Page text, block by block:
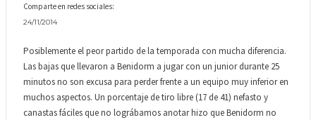
Comparte en redes sociales:
24/11/2014
Posiblemente el peor partido de la temporada con mucha diferencia.
Las bajas que llevaron a Benidorm a jugar con un junior durante 25
minutos no son excusa para perder frente a un equipo muy inferior en
muchos aspectos. Un porcentaje de tiro libre (17 de 41) nefasto y
canastas fáciles que no lográbamos anotar hizo que Benidorm no